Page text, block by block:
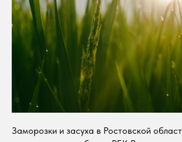
Заморозки и засуха в Ростовской